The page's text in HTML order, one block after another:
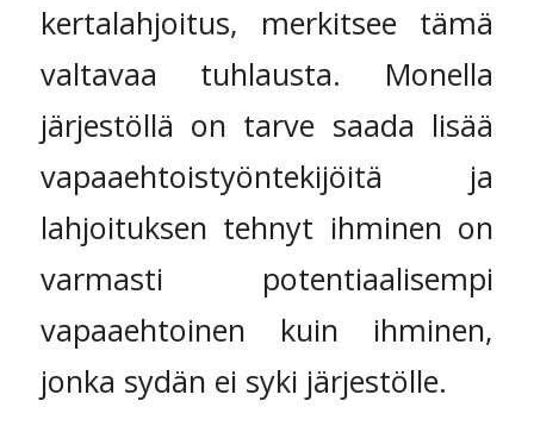
kertalahjoitus, merkitsee tämä
valtavaa tuhlausta. Monella
järjestöllä on tarve saada lisää
vapaaehtoistyöntekijöitä ja
lahjoituksen tehnyt ihminen on
varmasti potentiaalisempi
vapaaehtoinen kuin ihminen,
jonka sydän ei syki järjestölle.